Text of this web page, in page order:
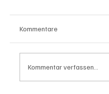
Kommentare
Kommentar verfassen...